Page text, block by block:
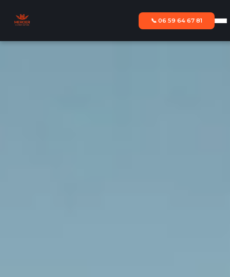
📞 06 59 64 67 81